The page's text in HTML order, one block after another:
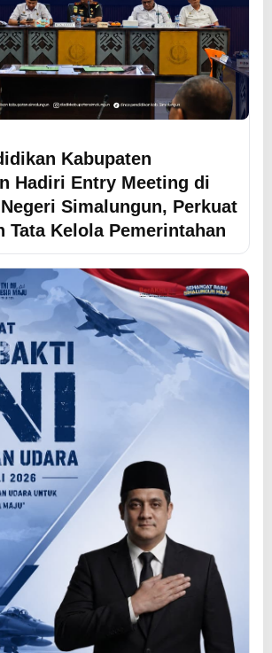
Kabupaten
Hadiri Entry Meeting di
Simalungun, Perkuat
Tata Kelola Pemerintahan